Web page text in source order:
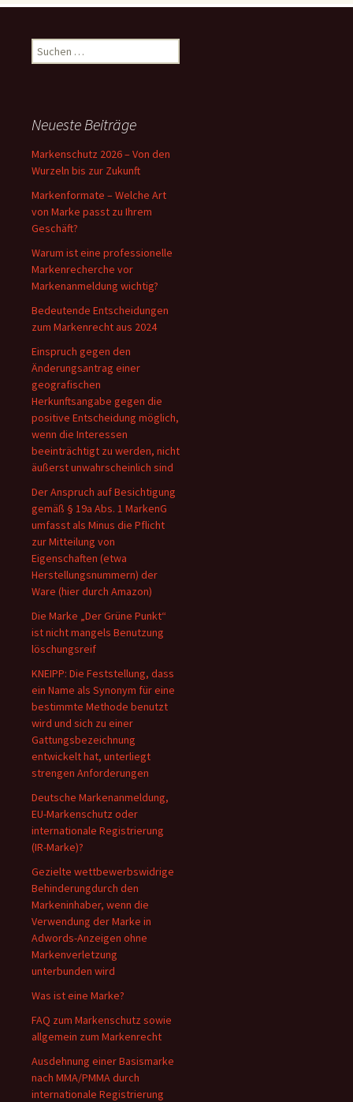
Suchen
nach:
Neueste Beiträge
Markenschutz 2026 – Von den
Wurzeln bis zur Zukunft
Markenformate – Welche Art
von Marke passt zu Ihrem
Geschäft?
Warum ist eine professionelle
Markenrecherche vor
Markenanmeldung wichtig?
Bedeutende Entscheidungen
zum Markenrecht aus 2024
Einspruch gegen den
Änderungsantrag einer
geografischen
Herkunftsangabe gegen die
positive Entscheidung möglich,
wenn die Interessen
beeinträchtigt zu werden, nicht
äußerst unwahrscheinlich sind
Der Anspruch auf Besichtigung
gemäß § 19a Abs. 1 MarkenG
umfasst als Minus die Pflicht
zur Mitteilung von
Eigenschaften (etwa
Herstellungsnummern) der
Ware (hier durch Amazon)
Die Marke „Der Grüne Punkt“
ist nicht mangels Benutzung
löschungsreif
KNEIPP: Die Feststellung, dass
ein Name als Synonym für eine
bestimmte Methode benutzt
wird und sich zu einer
Gattungsbezeichnung
entwickelt hat, unterliegt
strengen Anforderungen
Deutsche Markenanmeldung,
EU-Markenschutz oder
internationale Registrierung
(IR-Marke)?
Gezielte wettbewerbswidrige
Behinderungdurch den
Markeninhaber, wenn die
Verwendung der Marke in
Adwords-Anzeigen ohne
Markenverletzung
unterbunden wird
Was ist eine Marke?
FAQ zum Markenschutz sowie
allgemein zum Markenrecht
Ausdehnung einer Basismarke
nach MMA/PMMA durch
internationale Registrierung